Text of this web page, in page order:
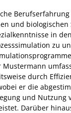
Berufserfahrung
und
in
zu
Mustermann
durch
er die
und
Darüber